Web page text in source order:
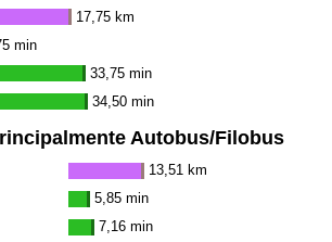
17,75 km
min
33,75 min
34,50 min
Autobus/Filobus
13,51 km
5,85 min
7,16 min